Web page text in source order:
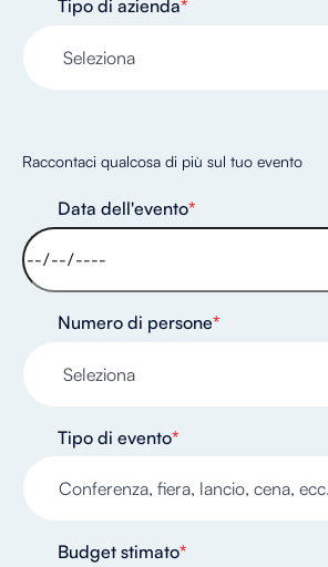
Tipo di azienda*
Raccontaci qualcosa di più sul tuo evento
Data dell'evento*
Numero di persone*
Tipo di evento*
Budget stimato*